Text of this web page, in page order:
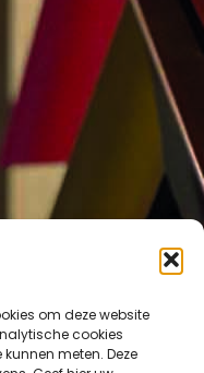
om deze website
cookies
meten. Deze